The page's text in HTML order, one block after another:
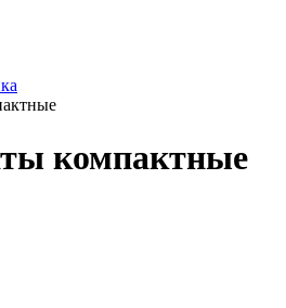
компактные